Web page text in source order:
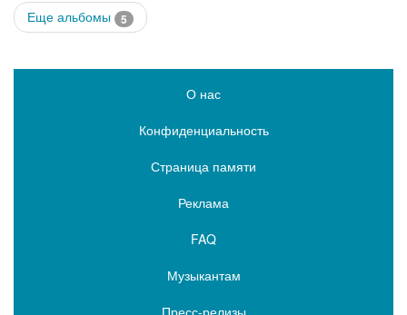
Еще альбомы 5
О нас
Конфиденциальность
Страница памяти
Реклама
FAQ
Музыкантам